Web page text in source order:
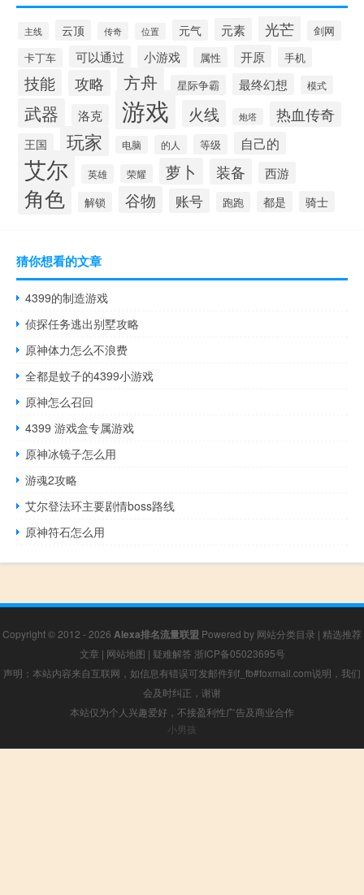
主线 云顶 传奇 位置 元气 元素 光芒 剑网
卡丁车 可以通过 小游戏 属性 开原 手机
技能 攻略 方舟 星际争霸 最终幻想 模式
武器 洛克 游戏 火线 炮塔 热血传奇
王国 玩家 电脑 的人 等级 自己的
艾尔 英雄 荣耀 萝卜 装备 西游
角色 解锁 谷物 账号 跑跑 都是 骑士
猜你想看的文章
4399的制造游戏
侦探任务逃出别墅攻略
原神体力怎么不浪费
全都是蚊子的4399小游戏
原神怎么召回
4399 游戏盒专属游戏
原神冰镜子怎么用
游魂2攻略
艾尔登法环主要剧情boss路线
原神符石怎么用
Copyright © 2012 - 2026 Alexa排名流量联盟 Powered by 网站分类目录 | 精选推荐
文章 | 网站地图 | 疑难解答 浙ICP备05023695号
声明：本站内容来自互联网，如信息有错误可发邮件到f_fb#foxmail.com说明，我们
会及时纠正，谢谢
本站仅为个人兴趣爱好，不接盈利性广告及商业合作
小男孩